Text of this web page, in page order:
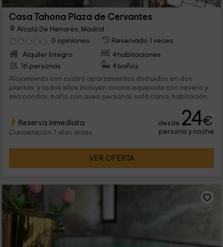
Casa Tahona Plaza de Cervantes
Alcalá De Henares, Madrid
0 opiniones
Reservado 1 veces
Alquiler íntegro
4 habitaciones
16 personas
4 baños
Alojamiento con cuatro apartamentos distruidos en dos
plantas, y todos ellos incluyen cocina equipada con nevera y
microondas, baño con aseo personal, sofá cama, habitación
terraza con vistas al casco historico de Alcalá de Henares en
la Plaza de Cervantes.
Reserva inmediata
Cancelación 7 días antes
desde 24€
persona y noche
VER OFERTA